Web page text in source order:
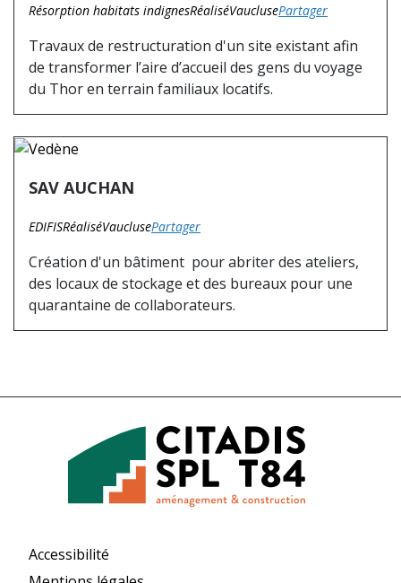
Résorption habitats indignesRéaliséVauclusePartager
Travaux de restructuration d'un site existant afin
de transformer l’aire d’accueil des gens du voyage
du Thor en terrain familiaux locatifs.
SAV AUCHAN
EDIFISRéaliséVauclusePartager
Création d'un bâtiment pour abriter des ateliers,
des locaux de stockage et des bureaux pour une
quarantaine de collaborateurs.
Accessibilité